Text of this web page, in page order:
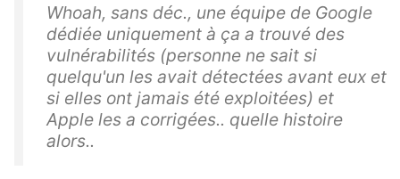
Whoah, sans déc., une équipe de Google
dédiée uniquement à ça a trouvé des
vulnérabilités (personne ne sait si
quelqu'un les avait détectées avant eux et
si elles ont jamais été exploitées) et
Apple les a corrigées.. quelle histoire
alors..